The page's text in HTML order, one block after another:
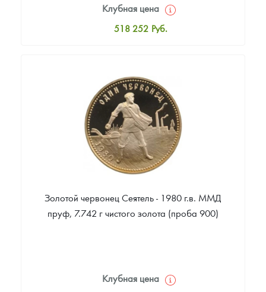
Клубная цена
518 252 Руб.
Цена выкупа
Звоните
Золотой червонец Сеятель - 1980 г.в. ММД
пруф, 7.742 г чистого золота (проба 900)
Клубная цена